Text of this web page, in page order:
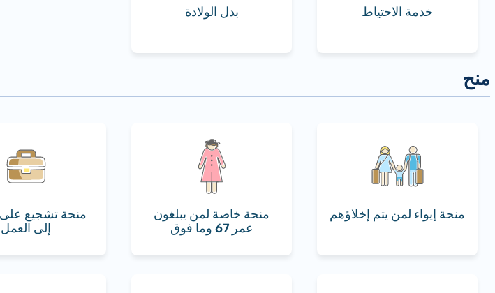
خدمة الاحتياط بدل الولادة
منحة إيواء لمن يتم إخلاؤهم
منحة خاصة لمن يبلغون
عمر 67 وما فوق
منحة تشجيع على
إلى العمل